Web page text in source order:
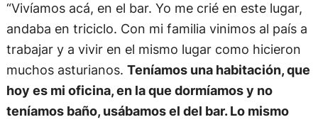
“Vivíamos acá, en el bar. Yo me crié en este lugar,
andaba en triciclo. Con mi familia vinimos al país a
trabajar y a vivir en el mismo lugar como hicieron
muchos asturianos. Teníamos una habitación, que
hoy es mi oficina, en la que dormíamos y no
teníamos baño, usábamos el del bar. Lo mismo